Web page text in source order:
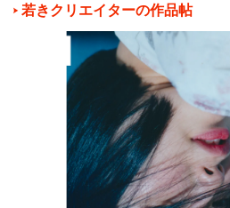
若きクリエイターの作品帖